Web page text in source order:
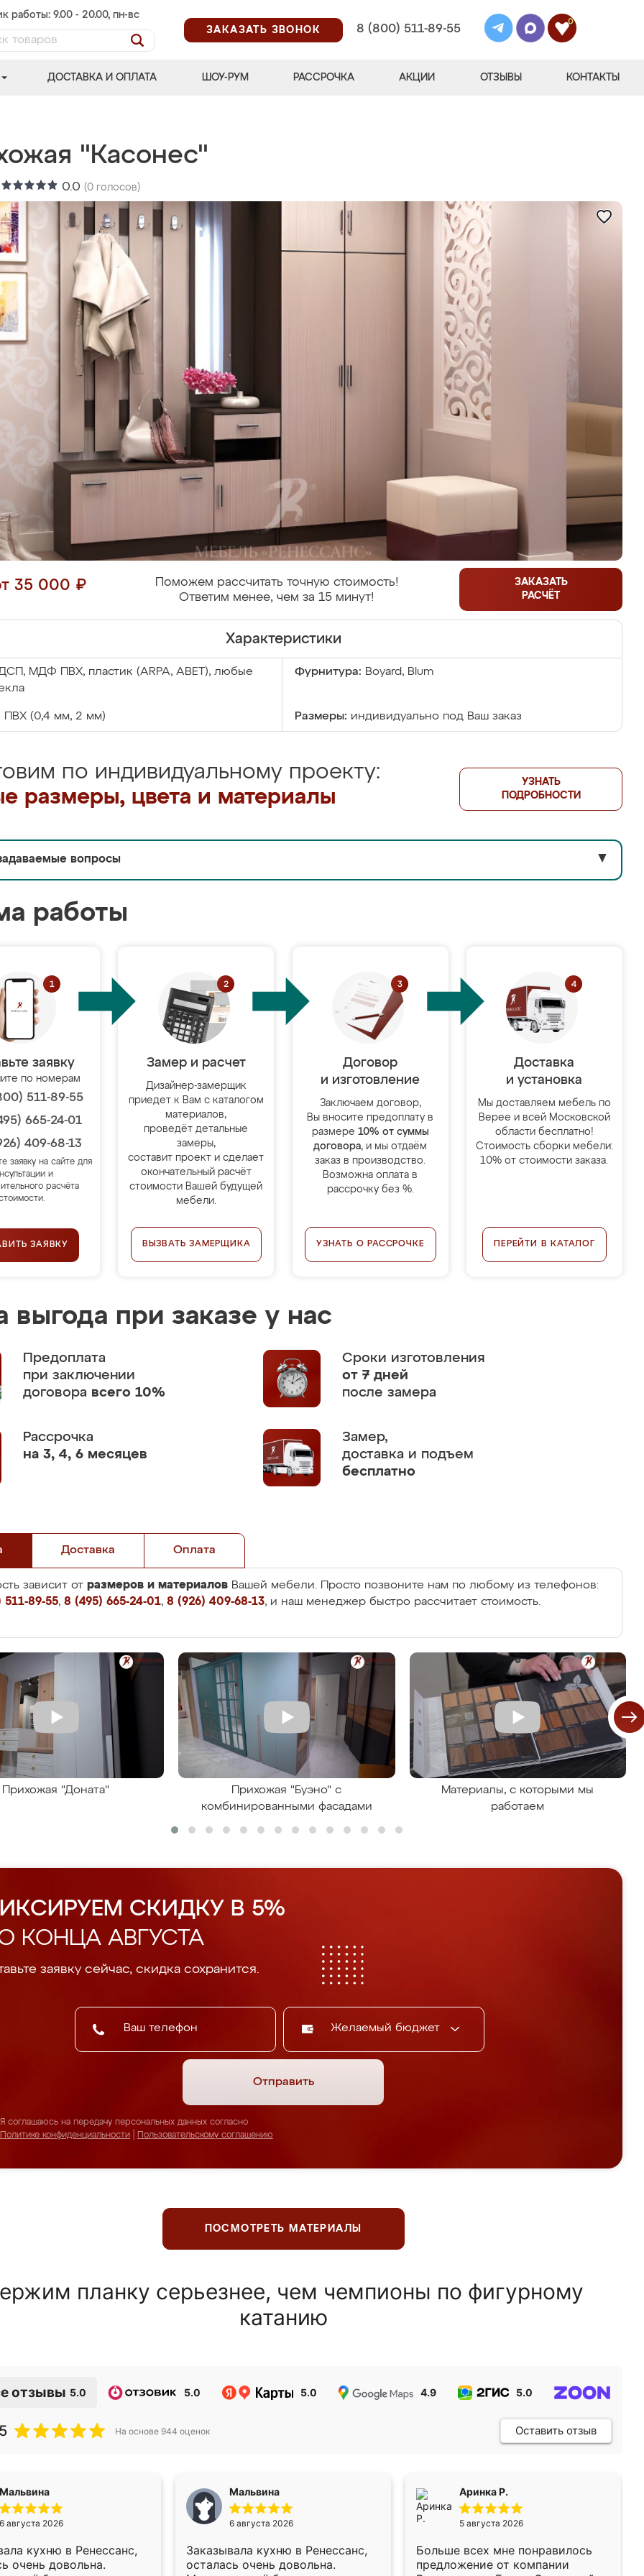
работы: 9.00 - 20.00, пн-вс
ЗАКАЗАТЬ ЗВОНОК
8 (800) 511-89-55
0
ДОСТАВКА И ОПЛАТА ШОУ-РУМ РАССРОЧКА АКЦИИ ОТЗЫВЫ КОНТАКТЫ
"Касонес"
0.0 (0 голосов)
35 000 ₽
Поможем рассчитать точную стоимость!
Ответим менее, чем за 15 минут!
ЗАКАЗАТЬ
РАСЧЁТ
Характеристики
МДФ ПВХ, пластик (ARPA, ABET), любые
Фурнитура: Boyard, Blum
ПВХ (0,4 мм, 2 мм) Размеры: индивидуально под Ваш заказ
по индивидуальному проекту:
размеры, цвета и материалы
УЗНАТЬ
ПОДРОБНОСТИ
вопросы ▼
работы
заявку
по номерам
511-89-55
665-24-01
409-68-13
заявку на сайте для
и
расчёта
ЗАЯВКУ
Замер и расчет
Дизайнер-замерщик
приедет к Вам с каталогом
материалов,
проведёт детальные
замеры,
составит проект и сделает
окончательный расчёт
стоимости Вашей будущей
мебели.
ВЫЗВАТЬ ЗАМЕРЩИКА
Договор
и изготовление
Заключаем договор,
Вы вносите предоплату в
размере 10% от суммы
договора, и мы отдаём
заказ в производство.
Возможна оплата в
рассрочку без %.
УЗНАТЬ О РАССРОЧКЕ
Доставка
и установка
Мы доставляем мебель по
Верее и всей Московской
области бесплатно!
Стоимость сборки мебели:
10% от стоимости заказа.
ПЕРЕЙТИ В КАТАЛОГ
выгода при заказе у нас
Предоплата
при заключении
договора всего 10%
Сроки изготовления
от 7 дней
после замера
Рассрочка
на 3, 4, 6 месяцев
Замер,
доставка и подъем
бесплатно
Доставка Оплата
зависит от размеров и материалов Вашей мебели. Просто позвоните нам по любому из телефонов:
89-55, 8 (495) 665-24-01, 8 (926) 409-68-13, и наш менеджер быстро рассчитает стоимость.
Прихожая "Доната"
Прихожая "Буэно" с
комбинированными фасадами
Материалы, с которыми мы
работаем
СКИДКУ В 5%
КОНЦА АВГУСТА
заявку сейчас, скидка сохранится.
Желаемый бюджет
Отправить
Я соглашаюсь на передачу персональных данных согласно
Политике конфиденциальности
Пользовательскому соглашению
ПОСМОТРЕТЬ МАТЕРИАЛЫ
планку серьезнее, чем чемпионы по фигурному
катанию
отзывы 5.0 5.0 5.0 4.9 5.0
На основе 944 оценок Оставить отзыв
Мальвина
6 августа 2026
кухню в Ренессанс,
очень довольна.
Мальвина
6 августа 2026
Заказывала кухню в Ренессанс,
осталась очень довольна.
Аринка Р.
5 августа 2026
Больше всех мне понравилось
предложение от компании